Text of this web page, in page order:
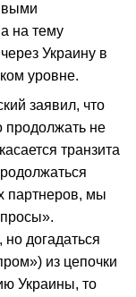
на тему
Украину в
уровне.
заявил, что
продолжать не
транзита
партнеров, мы
догадаться
из цепочки
Украины, то